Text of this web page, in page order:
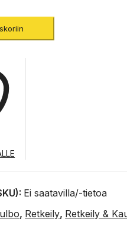
Ei saatavilla/-tietoa
, Retkeily, Retkeily &